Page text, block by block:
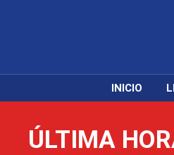
INICIO
ÚLTIMA
al nuevo